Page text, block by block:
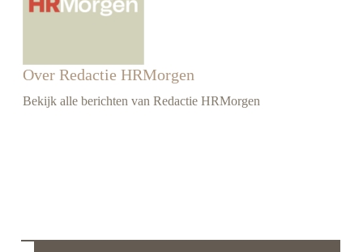
Over Redactie HRMorgen
Bekijk alle berichten van Redactie HRMorgen